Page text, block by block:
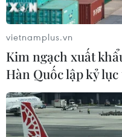
SJC lên ngưỡng 143,3
lượng
06/08/2026 02:12
Triều Tiên mở đường
Nhưỡng-Wonsan
lịch
06/08/2026 02:05
vietnamplus.vn
Kim ngạch xuất
Hàn Quốc lập kỷ